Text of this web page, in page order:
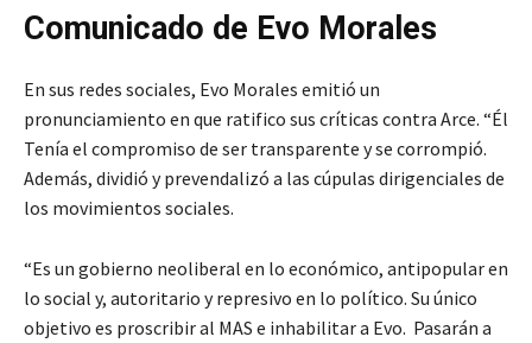
Comunicado de Evo Morales
En sus redes sociales, Evo Morales emitió un
pronunciamiento en que ratifico sus críticas contra Arce. “Él
Tenía el compromiso de ser transparente y se corrompió.
Además, dividió y prevendalizó a las cúpulas dirigenciales de
los movimientos sociales.
“Es un gobierno neoliberal en lo económico, antipopular en
lo social y, autoritario y represivo en lo político. Su único
objetivo es proscribir al MAS e inhabilitar a Evo. Pasarán a